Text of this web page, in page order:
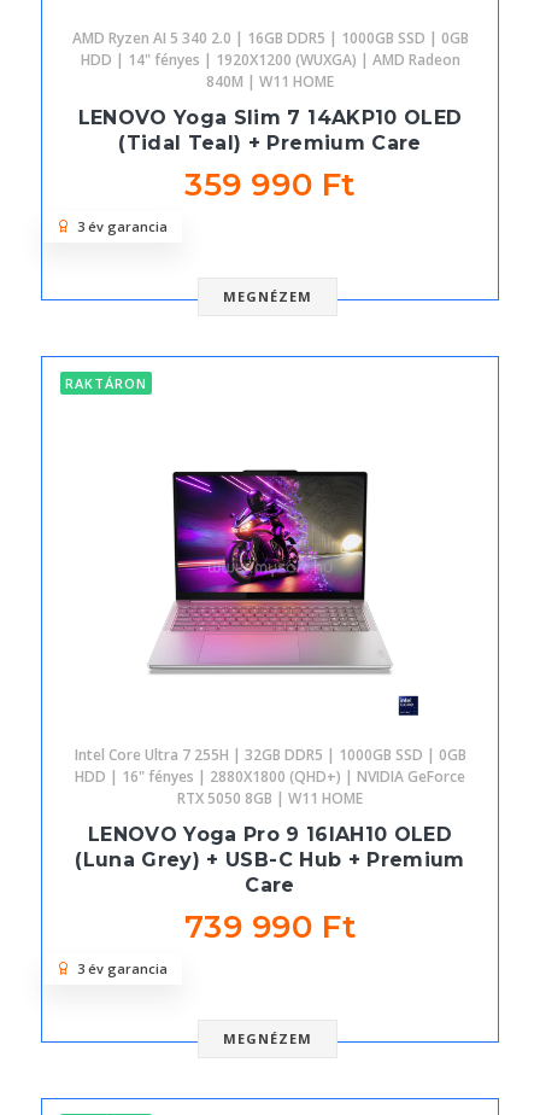
AMD Ryzen AI 5 340 2.0 | 16GB DDR5 | 1000GB SSD | 0GB
HDD | 14" fényes | 1920X1200 (WUXGA) | AMD Radeon
840M | W11 HOME
LENOVO Yoga Slim 7 14AKP10 OLED
(Tidal Teal) + Premium Care
359 990 Ft
MEGNÉZEM
3 év garancia
RAKTÁRON
Intel Core Ultra 7 255H | 32GB DDR5 | 1000GB SSD | 0GB
HDD | 16" fényes | 2880X1800 (QHD+) | NVIDIA GeForce
RTX 5050 8GB | W11 HOME
LENOVO Yoga Pro 9 16IAH10 OLED
(Luna Grey) + USB-C Hub + Premium
Care
739 990 Ft
MEGNÉZEM
3 év garancia